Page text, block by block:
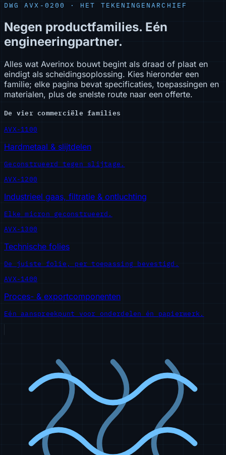
DWG AVX-0200 · HET TEKENINGENARCHIEF
Negen productfamilies. Eén
engineeringpartner.
Alles wat Averinox bouwt begint als draad of plaat en
eindigt als scheidingsoplossing. Kies hieronder een
familie; elke pagina bevat specificaties, toepassingen en
materialen, plus de snelste route naar een offerte.
De vier commerciële families
AVX-1100
Hardmetaal & slijtdelen
Geconstrueerd tegen slijtage.
AVX-1200
Industrieel gaas, filtratie & ontluchting
Elke micron geconstrueerd.
AVX-1300
Technische folies
De juiste folie, per toepassing bevestigd.
AVX-1400
Proces- & exportcomponenten
Eén aanspreekpunt voor onderdelen én papierwerk.